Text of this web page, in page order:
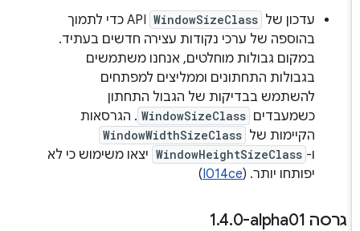
עדכון של WindowSizeClass
API כדי לתמוך
בהוספה של ערכי נקודות עצירה חדשים בעתיד.
במקום גבולות מוחלטים, אנחנו משתמשים
בגבולות התחתונים וממליצים למפתחים
להשתמש בבדיקות של הגבול התחתון
כשמעבדים WindowSizeClass . הגרסאות
הקיימות של WindowWidthSizeClass
WindowHeightSizeClass יצאו משימוש כי לא
יפותחו יותר. (I014ce
)
גרסה ‎1 .4.0-alpha01